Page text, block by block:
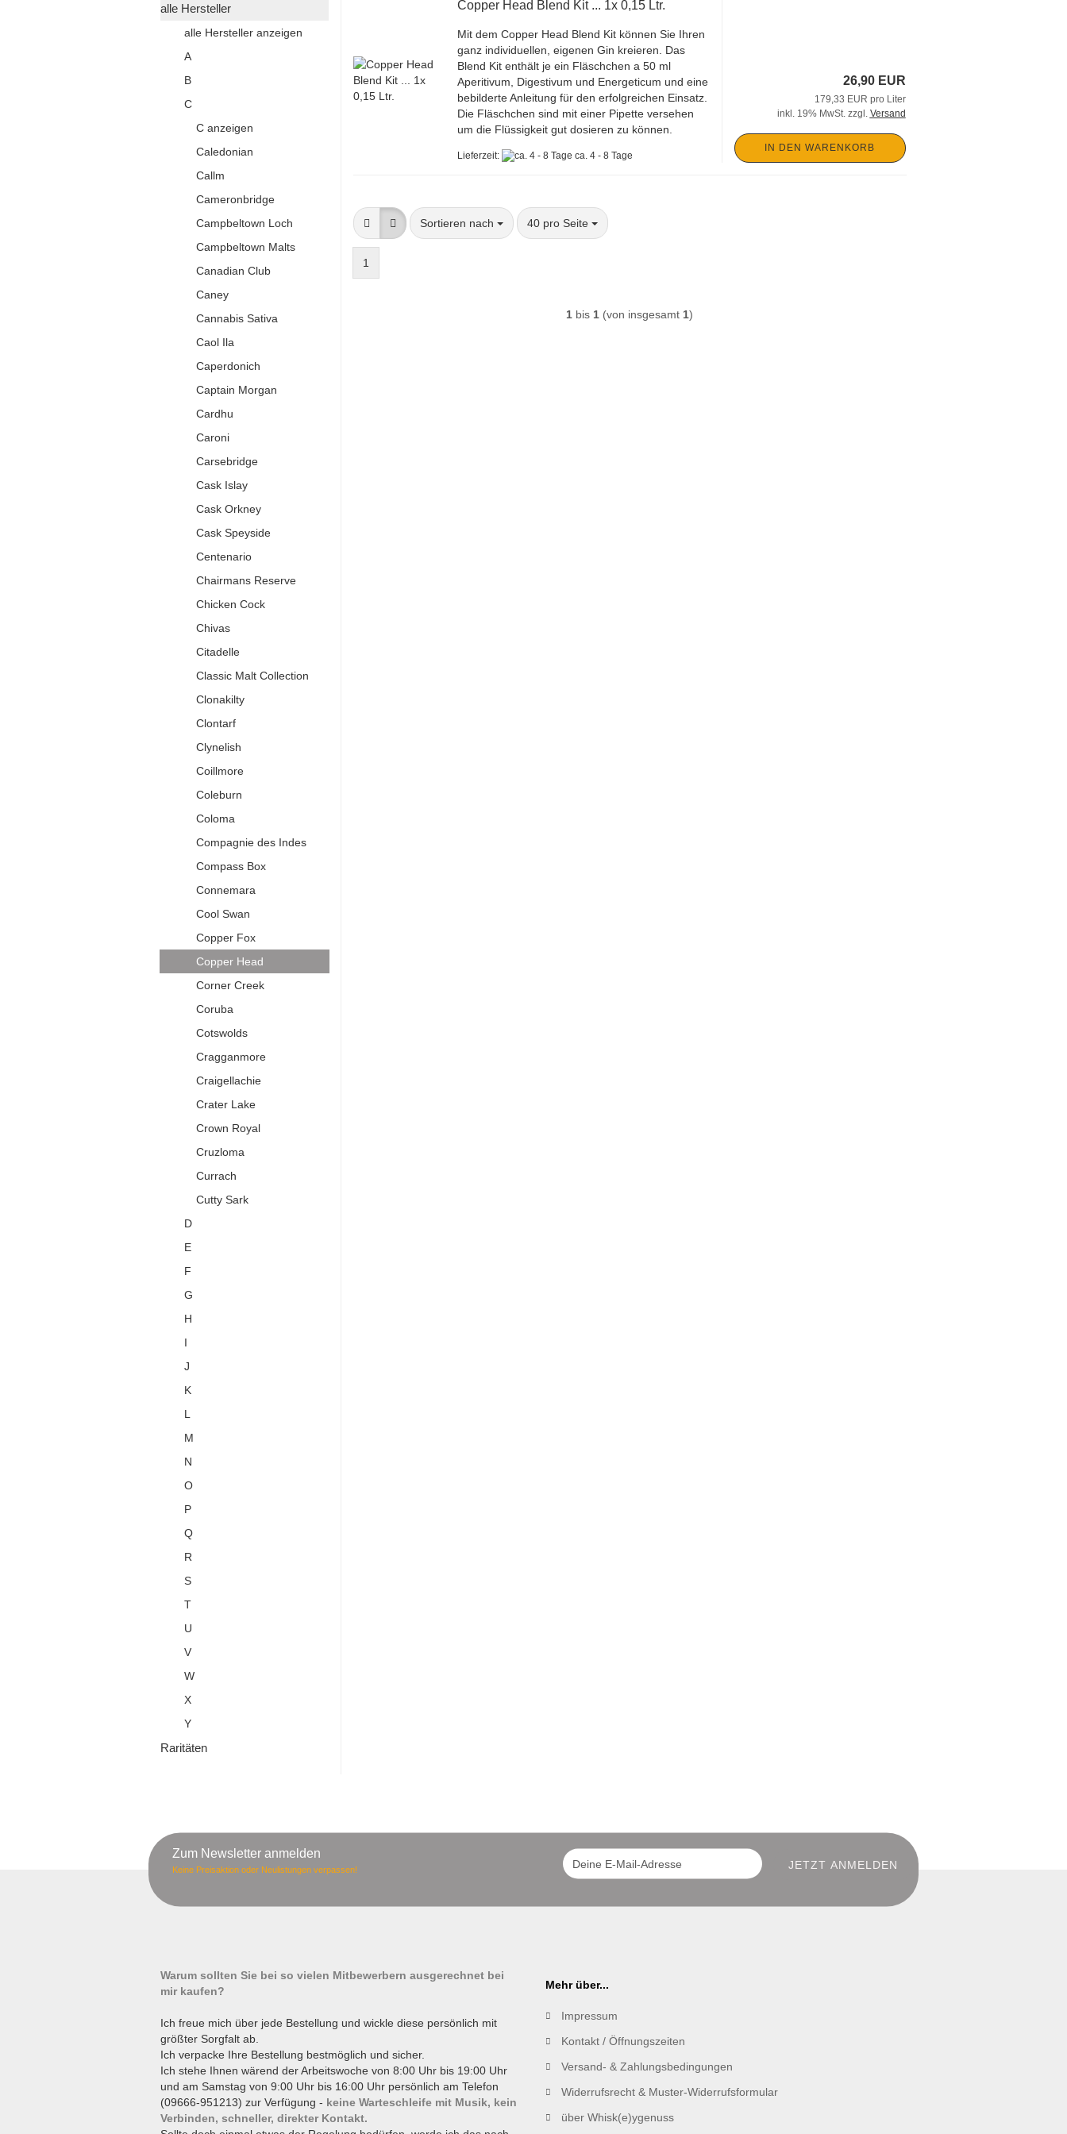
alle Hersteller
alle Hersteller anzeigen
A
B
C
C anzeigen
Caledonian
Callm
Cameronbridge
Campbeltown Loch
Campbeltown Malts
Canadian Club
Caney
Cannabis Sativa
Caol Ila
Caperdonich
Captain Morgan
Cardhu
Caroni
Carsebridge
Cask Islay
Cask Orkney
Cask Speyside
Centenario
Chairmans Reserve
Chicken Cock
Chivas
Citadelle
Classic Malt Collection
Clonakilty
Clontarf
Clynelish
Coillmore
Coleburn
Coloma
Compagnie des Indes
Compass Box
Connemara
Cool Swan
Copper Fox
Copper Head
Corner Creek
Coruba
Cotswolds
Cragganmore
Craigellachie
Crater Lake
Crown Royal
Cruzloma
Currach
Cutty Sark
D
E
F
G
H
I
J
K
L
M
N
O
P
Q
R
S
T
U
V
W
X
Y
Raritäten
Copper Head Blend Kit ... 1x 0,15 Ltr.
Mit dem Copper Head Blend Kit können Sie Ihren
ganz individuellen, eigenen Gin kreieren. Das
Blend Kit enthält je ein Fläschchen a 50 ml
Aperitivum, Digestivum und Energeticum und eine
bebilderte Anleitung für den erfolgreichen Einsatz.
Die Fläschchen sind mit einer Pipette versehen
um die Flüssigkeit gut dosieren zu können.
Lieferzeit: ca. 4 - 8 Tage
26,90 EUR
179,33 EUR pro Liter
inkl. 19% MwSt. zzgl. Versand
IN DEN WARENKORB
Sortieren nach
Sortieren nach 40 pro Seite
pro Seite
1
1 bis 1 (von insgesamt 1)
Zum Newsletter anmelden
Keine Preisaktion oder Neulistungen verpassen!
Warum sollten Sie bei so vielen Mitbewerbern ausgerechnet bei
mir kaufen?
Ich freue mich über jede Bestellung und wickle diese persönlich mit
größter Sorgfalt ab.
Ich verpacke Ihre Bestellung bestmöglich und sicher.
Ich stehe Ihnen wärend der Arbeitswoche von 8:00 Uhr bis 19:00 Uhr
und am Samstag von 9:00 Uhr bis 16:00 Uhr persönlich am Telefon
(09666-951213) zur Verfügung - keine Warteschleife mit Musik, kein
Verbinden, schneller, direkter Kontakt.
Mehr über...
Impressum
Kontakt / Öffnungszeiten
Versand- & Zahlungsbedingungen
Widerrufsrecht & Muster-Widerrufsformular
über Whisk(e)ygenuss